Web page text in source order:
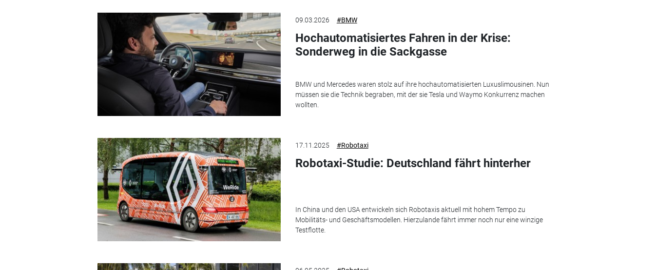
09.03.2026 #BMW
Hochautomatisiertes Fahren in der Krise:
Sonderweg in die Sackgasse
BMW und Mercedes waren stolz auf ihre hochautomatisierten Luxuslimousinen. Nun
müssen sie die Technik begraben, mit der sie Tesla und Waymo Konkurrenz machen
wollten.
17.11.2025 #Robotaxi
Robotaxi-Studie: Deutschland fährt hinterher
In China und den USA entwickeln sich Robotaxis aktuell mit hohem Tempo zu
Mobilitäts- und Geschäftsmodellen. Hierzulande fährt immer noch nur eine winzige
Testflotte.